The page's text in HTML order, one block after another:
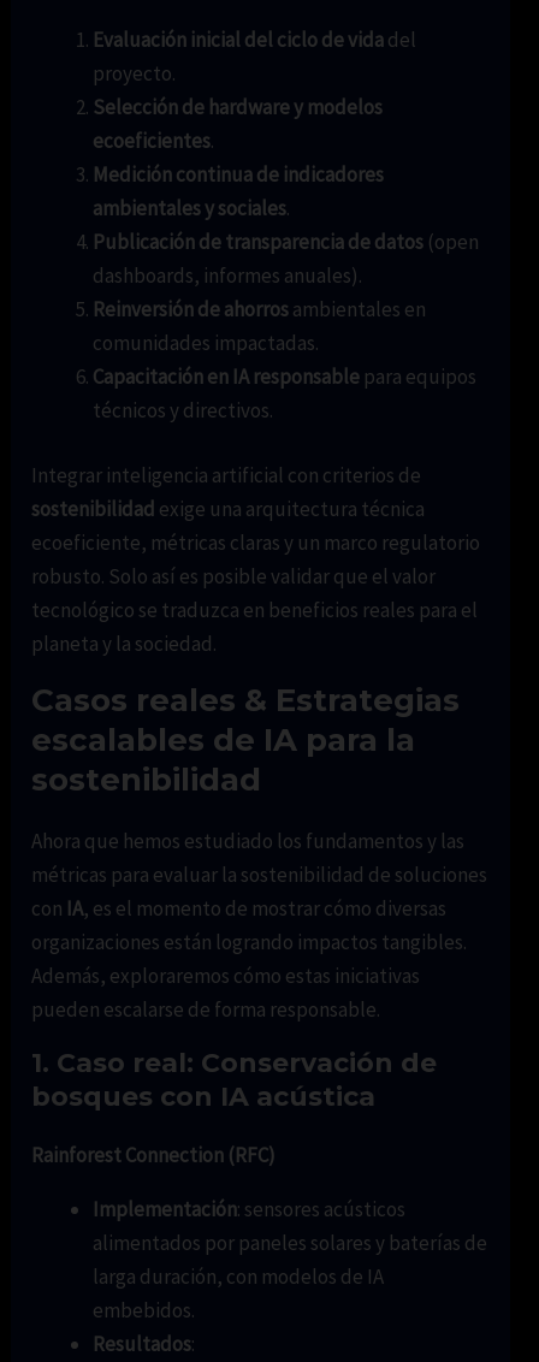
Evaluación inicial del ciclo de vidadel
proyecto.
Selección de hardware y modelos
ecoeficientes.
Medición continua de indicadores
ambientales y sociales.
Publicación de transparencia de datos (open
dashboards, informes anuales).
Reinversión de ahorrosambientales en
comunidades impactadas.
Capacitación en IA responsable para equipos
técnicos y directivos.
Integrar inteligencia artificial con criterios de
sostenibilidad exige una arquitectura técnica
ecoeficiente, métricas claras y un marco regulatorio
robusto. Solo así es posible validar que el valor
tecnológico se traduzca en beneficios reales para el
planeta y la sociedad.
Casos reales & Estrategias
escalables de IA para la
sostenibilidad
Ahora que hemos estudiado los fundamentos y las
métricas para evaluar la sostenibilidad de soluciones
con IA, es el momento de mostrar cómo diversas
organizaciones están logrando impactos tangibles.
Además, exploraremos cómo estas iniciativas
pueden escalarse de forma responsable.
1. Caso real: Conservación de
bosques con IA acústica
Rainforest Connection (RFC)
Implementación: sensores acústicos
alimentados por paneles solares y baterías de
larga duración, con modelos de IA
embebidos.
Resultados: